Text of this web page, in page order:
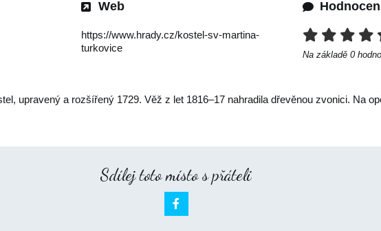
Web
https://www.hrady.cz/kostel-sv-martina-
turkovice
Na základě 0
upravený a rozšířený 1729. Věž z let 1816–17 nahradila dřevěnou zvonici. Na
Sdílej toto místo s přáteli
